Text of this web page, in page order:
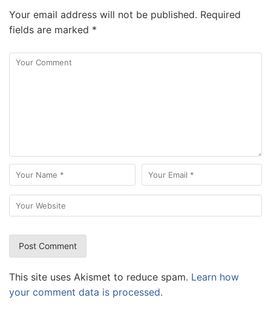
Your email address will not be published. Required
fields are marked *
This site uses Akismet to reduce spam. Learn how
your comment data is processed.